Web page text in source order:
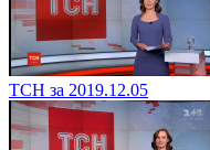
ТСН за 2019.12.05